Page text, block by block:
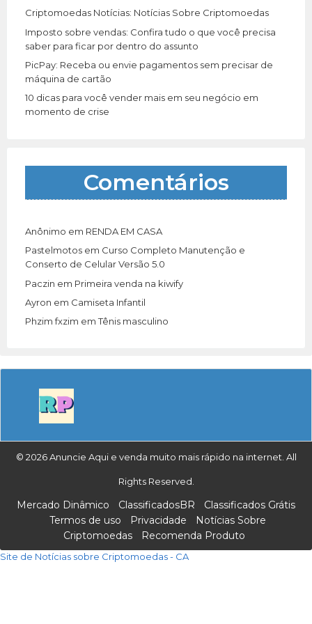
Criptomoedas Notícias: Notícias Sobre Criptomoedas
Imposto sobre vendas: Confira tudo o que você precisa
saber para ficar por dentro do assunto
PicPay: Receba ou envie pagamentos sem precisar de
máquina de cartão
10 dicas para você vender mais em seu negócio em
momento de crise
Comentários
Anônimo em RENDA EM CASA
Pastelmotos em Curso Completo Manutenção e
Conserto de Celular Versão 5.0
Paczin em Primeira venda na kiwify
Ayron em Camiseta Infantil
Phzim fxzim emTênis masculino
© 2026 Anuncie Aqui e venda muito mais rápido na internet. All
Rights Reserved.
Mercado Dinâmico ClassificadosBR
Classificados Grátis
Termos de uso
Privacidade
Notícias Sobre
Criptomoedas
Recomenda Produto
Site de Notícias sobre Criptomoedas - CA